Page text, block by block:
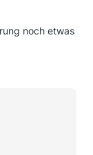
noch etwas